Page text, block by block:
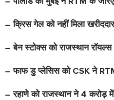
– क्रिस गेल को नहीं मिला खरीददार
– बेन स्टोक्स को राजस्थान
– फाफ डु प्लेसिस को CSK ने
– रहाणे को राजस्थान ने 4 करोड़ में